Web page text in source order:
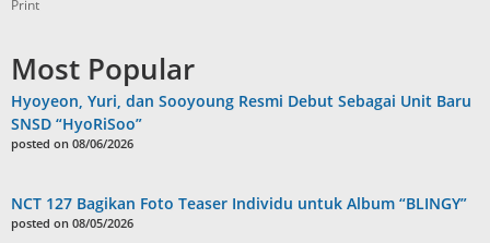
Print
Most Popular
Hyoyeon, Yuri, dan Sooyoung Resmi Debut Sebagai Unit Baru
SNSD “HyoRiSoo”
posted on 08/06/2026
NCT 127 Bagikan Foto Teaser Individu untuk Album “BLINGY”
posted on 08/05/2026